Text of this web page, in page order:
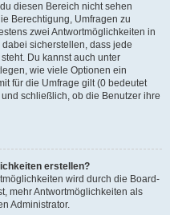
diesen Bereich nicht sehen
Berechtigung, Umfragen zu
zwei Antwortmöglichkeiten in
sicherstellen, dass jede
Du kannst auch unter
wie viele Optionen ein
für die Umfrage gilt (0 bedeutet
schließlich, ob die Benutzer ihre
erstellen?
wird durch die Board-
mehr Antwortmöglichkeiten als
Administrator.